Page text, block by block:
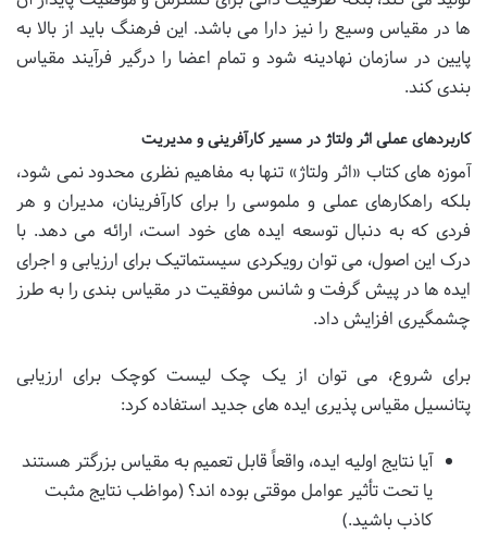
ها در مقیاس وسیع را نیز دارا می باشد. این فرهنگ باید از بالا به
پایین در سازمان نهادینه شود و تمام اعضا را درگیر فرآیند مقیاس
بندی کند.
کاربردهای عملی اثر ولتاژ در مسیر کارآفرینی و مدیریت
آموزه های کتاب «اثر ولتاژ» تنها به مفاهیم نظری محدود نمی شود،
بلکه راهکارهای عملی و ملموسی را برای کارآفرینان، مدیران و هر
فردی که به دنبال توسعه ایده های خود است، ارائه می دهد. با
درک این اصول، می توان رویکردی سیستماتیک برای ارزیابی و اجرای
ایده ها در پیش گرفت و شانس موفقیت در مقیاس بندی را به طرز
چشمگیری افزایش داد.
برای شروع، می توان از یک چک لیست کوچک برای ارزیابی
پتانسیل مقیاس پذیری ایده های جدید استفاده کرد:
آیا نتایج اولیه ایده، واقعاً قابل تعمیم به مقیاس بزرگتر هستند
یا تحت تأثیر عوامل موقتی بوده اند؟ (مواظب نتایج مثبت
کاذب باشید.)